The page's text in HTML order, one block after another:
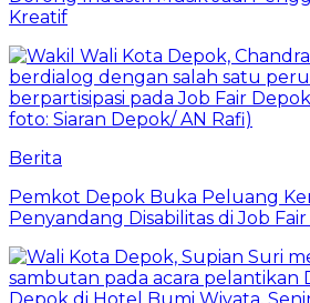
Kreatif
Berita
Pemkot Depok Buka Peluang
Penyandang Disabilitas di Job